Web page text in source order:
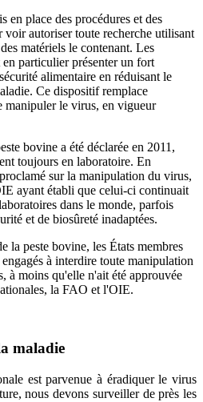
en place des procédures et des
voir autoriser toute recherche utilisant
matériels le contenant. Les
particulier présenter un fort
alimentaire en réduisant le
Ce dispositif remplace
manipuler le virus, en vigueur
bovine a été déclarée en 2011,
toujours en laboratoire. En
sur la manipulation du virus,
ayant établi que celui-ci continuait
dans le monde, parfois
et de biosûreté inadaptées.
la peste bovine, les États membres
à interdire toute manipulation
à moins qu'elle n'ait été approuvée
la FAO et l'OIE.
maladie
est parvenue à éradiquer le virus
nous devons surveiller de près les